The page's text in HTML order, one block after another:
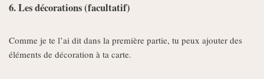
6. Les décorations (facultatif)
Comme je te l’ai dit dans la première partie, tu peux ajouter des
éléments de décoration à ta carte.